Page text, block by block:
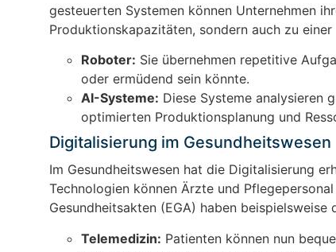
gesteuerten Systemen können Unternehmen
Produktionskapazitäten, sondern auch zu
Roboter: Sie übernehmen repetitive
oder ermüdend sein könnte.
AI-Systeme: Diese Systeme analysieren
optimierten Produktionsplanung und
Digitalisierung im Gesundheitswesen
Im Gesundheitswesen hat die Digitalisierung
Technologien können Ärzte und
Gesundheitsakten (EGA) haben
Telemedizin: Patienten können nun